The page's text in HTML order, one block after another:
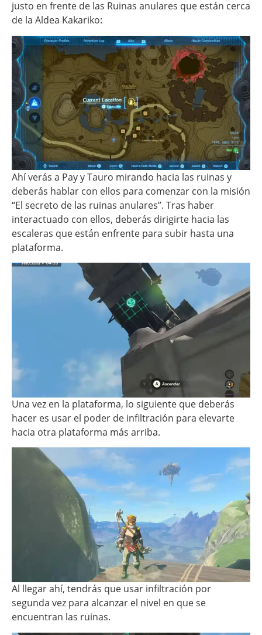
justo en frente de las Ruinas anulares que están cerca
de la Aldea Kakariko:
Ahí verás a Pay y Tauro mirando hacia las ruinas y
deberás hablar con ellos para comenzar con la misión
“El secreto de las ruinas anulares”. Tras haber
interactuado con ellos, deberás dirigirte hacia las
escaleras que están enfrente para subir hasta una
plataforma.
Una vez en la plataforma, lo siguiente que deberás
hacer es usar el poder de infiltración para elevarte
hacia otra plataforma más arriba.
Al llegar ahí, tendrás que usar infiltración por
segunda vez para alcanzar el nivel en que se
encuentran las ruinas.